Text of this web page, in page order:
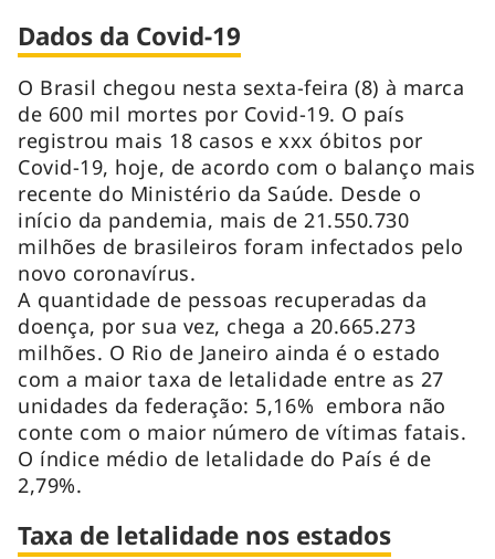
Dados da Covid-19
O Brasil chegou nesta sexta-feira (8) à marca
de 600 mil mortes por Covid-19. O país
registrou mais 18 casos e xxx óbitos por
Covid-19, hoje, de acordo com o balanço mais
recente do Ministério da Saúde. Desde o
início da pandemia, mais de 21.550.730
milhões de brasileiros foram infectados pelo
novo coronavírus.
A quantidade de pessoas recuperadas da
doença, por sua vez, chega a 20.665.273
milhões. O Rio de Janeiro ainda é o estado
com a maior taxa de letalidade entre as 27
unidades da federação: 5,16% embora não
conte com o maior número de vítimas fatais.
O índice médio de letalidade do País é de
2,79%.
Taxa de letalidade nos estados